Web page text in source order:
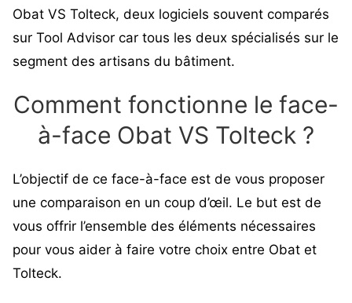
Obat VS Tolteck, deux logiciels souvent comparés
sur Tool Advisor car tous les deux spécialisés sur le
segment des artisans du bâtiment.
Comment fonctionne le face-
à-face Obat VS Tolteck ?
L’objectif de ce face-à-face est de vous proposer
une comparaison en un coup d’œil. Le but est de
vous offrir l’ensemble des éléments nécessaires
pour vous aider à faire votre choix entre Obat et
Tolteck.